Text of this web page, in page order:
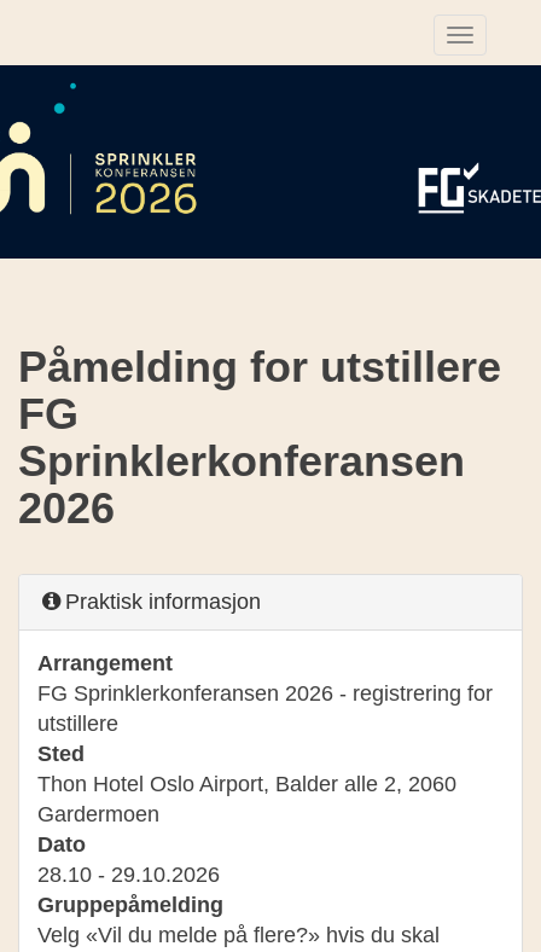
Toggle
Påmelding for utstillere
FG
Sprinklerkonferansen
2026
Praktisk informasjon
Arrangement
FG Sprinklerkonferansen 2026 - registrering for
utstillere
Sted
Thon Hotel Oslo Airport, Balder alle 2, 2060
Gardermoen
Dato
28.10 - 29.10.2026
Gruppepåmelding
Velg «Vil du melde på flere?» hvis du skal